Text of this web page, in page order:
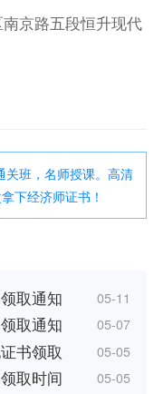
京路五段恒升现代
关班，名师授课。高清
下经济师证书！
取通知 05-11
取通知 05-07
书领取 05-05
取时间 05-05